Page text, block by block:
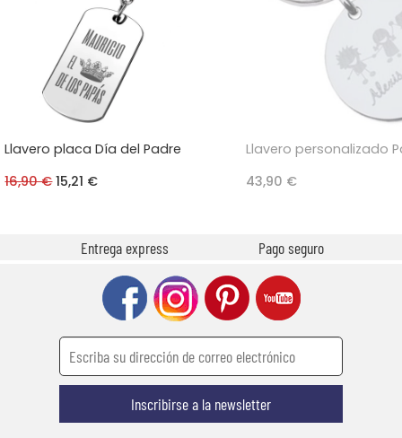
Llavero placa Día del Padre
16,90 €15,21 €
Llavero personalizado
43,90 €
Entrega express Pago seguro
Inscribirse a la newsletter